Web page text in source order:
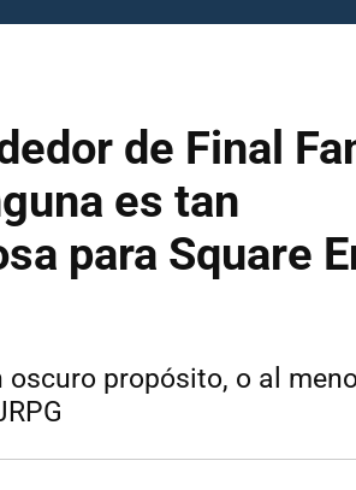
de Final
es tan
para Square
propósito, o al